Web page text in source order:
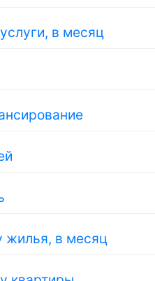
в месяц
жилья, в месяц